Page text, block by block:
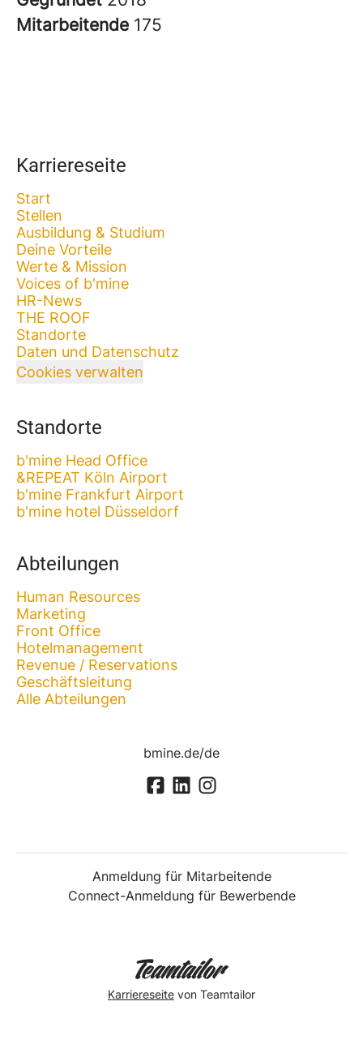
Mitarbeitende 175
Karriereseite
Start
Stellen
Ausbildung & Studium
Deine Vorteile
Werte & Mission
Voices of b'mine
HR-News
THE ROOF
Standorte
Daten und Datenschutz
Cookies verwalten
Standorte
b'mine Head Office
&REPEAT Köln Airport
b'mine Frankfurt Airport
b'mine hotel Düsseldorf
Abteilungen
Human Resources
Marketing
Front Office
Hotelmanagement
Revenue / Reservations
Geschäftsleitung
Alle Abteilungen
bmine.de/de
Anmeldung für Mitarbeitende
Connect-Anmeldung für Bewerbende
Karriereseite von Teamtailor